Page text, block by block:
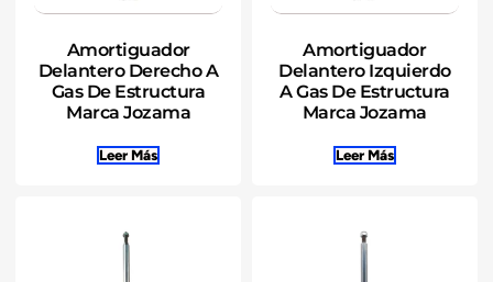
Amortiguador
Delantero Derecho A
Gas De Estructura
Marca Jozama
Leer Más
Amortiguador
Delantero Izquierdo
A Gas De Estructura
Marca Jozama
Leer Más